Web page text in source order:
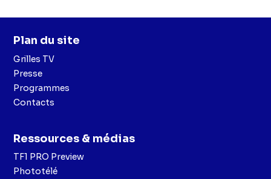
Plan du site
Grilles TV
Presse
Programmes
Contacts
Ressources & médias
TF1 PRO Preview
Phototélé